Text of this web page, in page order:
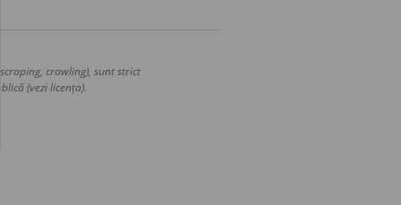
crawling), sunt strict
(vezi licența).